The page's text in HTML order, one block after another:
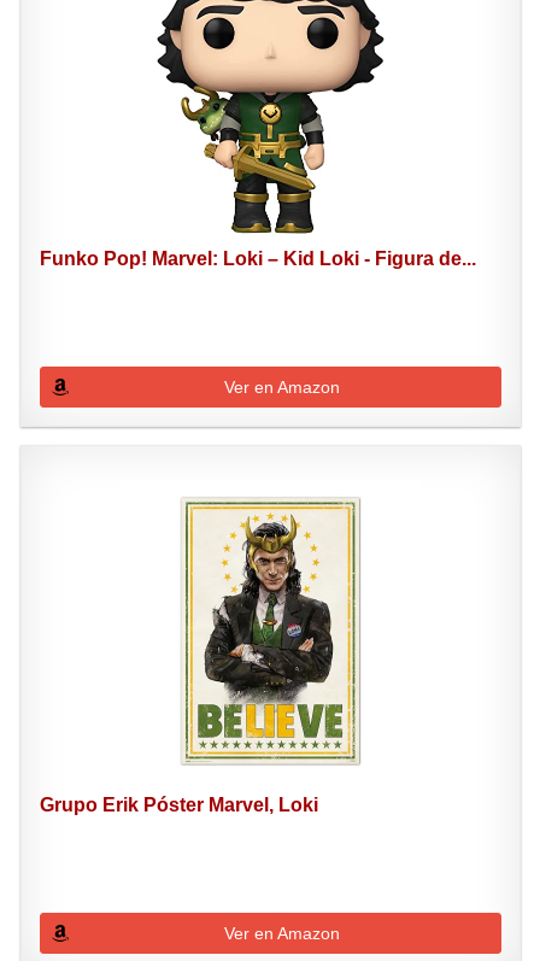
Funko Pop! Marvel: Loki – Kid Loki - Figura de...
Ver en Amazon
Grupo Erik Póster Marvel, Loki
Ver en Amazon